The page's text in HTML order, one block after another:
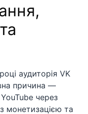
аудиторія VK
причина —
через
монетизацією та